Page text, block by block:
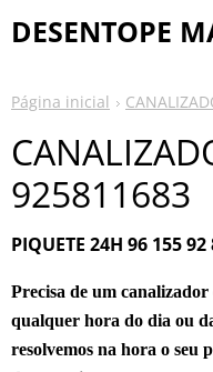
DESENTOPE
Página inicial
925811683
PIQUETE 24H 96 155 92
Precisa de um canalizador
qualquer hora do dia ou
resolvemos na hora o seu